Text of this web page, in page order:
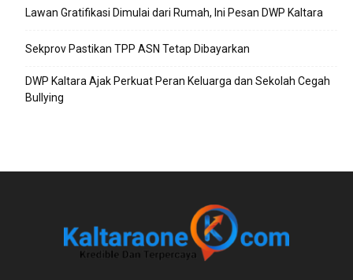
Lawan Gratifikasi Dimulai dari Rumah, Ini Pesan DWP Kaltara
Sekprov Pastikan TPP ASN Tetap Dibayarkan
DWP Kaltara Ajak Perkuat Peran Keluarga dan Sekolah Cegah
Bullying